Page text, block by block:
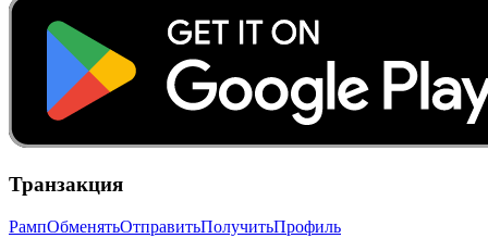
Транзакция
РампОбменятьОтправитьПолучитьПрофиль